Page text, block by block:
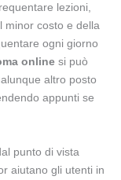
lezioni,
minor costo e della
ogni giorno
online si può
altro posto
appunti se
punto di vista
aiutano gli utenti in